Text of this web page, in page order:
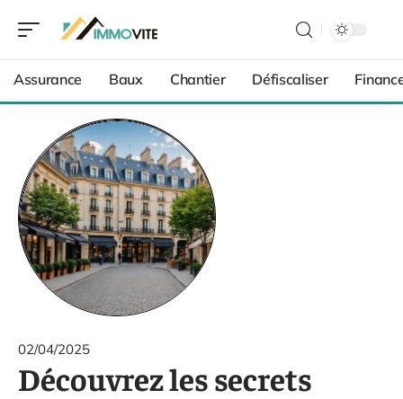
Assurance Baux Chantier Défiscaliser
02/04/2025
Découvrez les secrets